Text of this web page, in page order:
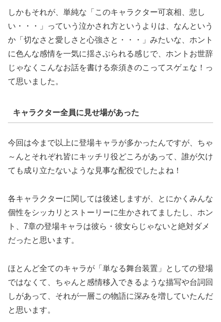
しかもそれが、単純な「このキャラクター可哀相、悲し
い・・・」っていう泣かされ方というよりは、なんという
か「切なさと愛しさと心強さと・・・」みたいな、ホント
に色んな感情を一気に揺さぶられる感じで、ホントお世辞
じゃなくこんなお話を書ける奈須きのこってスゲェな！っ
て思いました。
キャラクター全員に見せ場があった
今回は今まで以上に登場キャラが多かったんですが、ちゃ
～んとそれぞれ皆にキッチリ役どころがあって、誰が欠け
ても成り立たないような見事な配役でしたよね！
各キャラクターに関しては後述しますが、とにかくみんな
個性をシッカリとストーリーに生かされてましたし、ホン
ト、7章の登場キャラは彼ら・彼女らじゃないと絶対ダメ
だったと思います。
ほとんど全てのキャラが「単なる舞台装置」としての登場
ではなくて、ちゃんと感情移入できるような描写や台詞回
しがあって、それが一層この物語に深みを増していたんだ
と思います。